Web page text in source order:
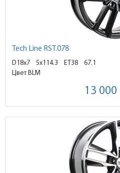
Tech Line RST.078
D18x7 5x114.3 ET38
67.1
Цвет BLM
13 000